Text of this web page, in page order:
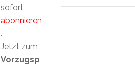
sofort
abonnieren
.
Jetzt zum
Vorzugsp